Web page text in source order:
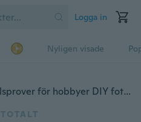
Logga in
Nyligen visade
Naturliga riktiga vackra fjärilsprover för hobbyer DIY fotoram eller hem DIY ect
TOTALT